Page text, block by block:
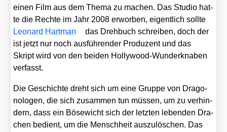
einen Film aus dem The­ma zu machen. Das Stu­dio hat­
te die Rech­te im Jahr 2008 erwor­ben, eigent­lich soll­te
Leo­nard Hart­man
das Dreh­buch schrei­ben, doch der
ist jetzt nur noch aus­füh­ren­der Pro­du­zent und das
Skript wird von den bei­den Hol­ly­wood-Wun­der­kna­ben
ver­fasst.
Die Geschich­te dreht sich um eine Grup­pe von Dra­go­
no­lo­gen, die sich zusam­men tun müs­sen, um zu ver­hin­
dern, dass ein Böse­wicht sich der letz­ten leben­den Dra­
chen bedient, um die Mensch­heit aus­zu­lö­schen. Das